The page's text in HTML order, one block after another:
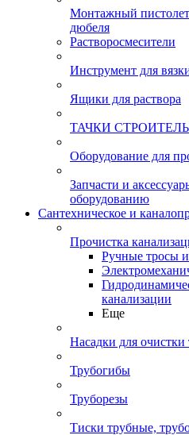
Монтажный
дюбеля
Растворосмесители
Инструмент для
Ящики для раствора
ТАЧКИ
Оборудование для
Запчасти и
оборудованию
Сантехническое и
Прочистка
Ручные тросы
канализации
Еще
Насадки для очистки
Трубогибы
Труборезы
Тиски трубные,